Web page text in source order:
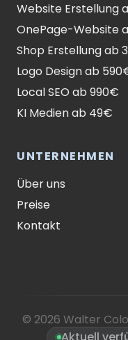
Website Erstellung
OnePage-Website
Shop Erstellung ab
Logo Design ab
Local SEO ab 990€
KI Medien ab 49€
UNTERNEHMEN
Über uns
Preise
Kontakt
© 2026 Walter